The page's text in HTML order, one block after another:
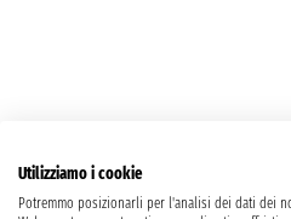
Utilizziamo i cookie
Potremmo posizionarli per l'analisi dei dati dei